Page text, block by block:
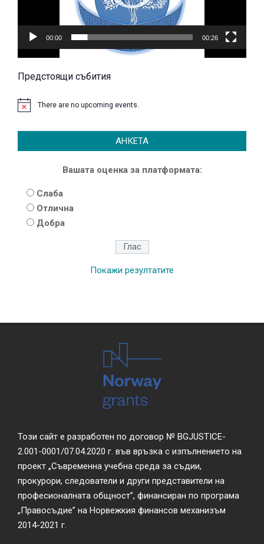
00:00 00:26
Предстоящи събития
There are no upcoming events.
АНКЕТА
Вашата оценка за платформата:
Слаба
Отлична
Добра
Покажи резултатите
Този сайт е разработен по договор № BGJUSTICE-
2.001-0001/07.04.2020 г. във връзка с изпълнението на
проект „Съвременна учебна среда за съдии,
прокурори, следователи и други представители на
професионалната общност”, финансиран по програма
„Правосъдие” на Норвежкия финансов механизъм
2014-2021 г.